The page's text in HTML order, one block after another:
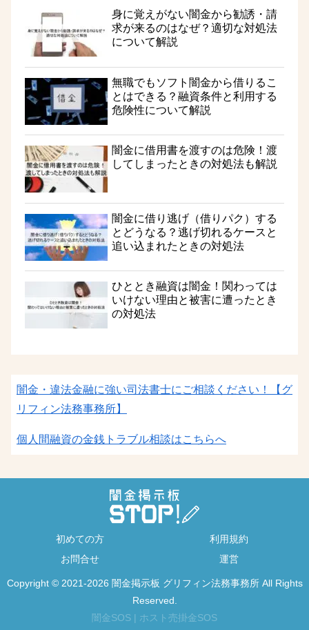
身に覚えがない闇金から勧誘・請
求が来るのはなぜ？適切な対処法
について解説
無職でもソフト闇金から借りるこ
とはできる？融資条件と利用する
危険性について解説
闇金に借用書を渡すのは危険！渡
してしまったときの対処法も解説
闇金に借り逃げ（借りパク）する
とどうなる？逃げ切れるケースと
追い込まれたときの対処法
ひととき融資は闇金！関わっては
いけない理由と被害に遭ったとき
の対処法
闇金・違法金融に強い司法書士にご相談ください！
【グ
リフィン法務事務所】
個人間融資の金銭トラブル相談はこちらへ
初めての方
利用規約
お問合せ
運営
Copyright © 2021-2026 闇金掲示板 グリフィン法務事務所 All Rights
Reserved.
闇金SOS | ホスト売掛金SOS